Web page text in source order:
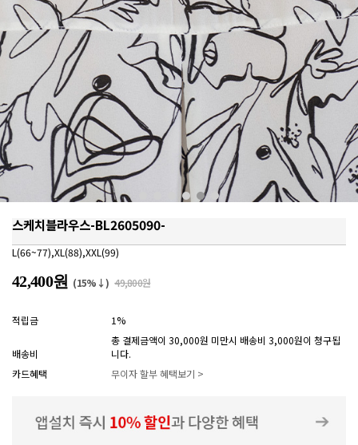
스케치블라우스-BL2605090-
L(66~77),XL(88),XXL(99)
42,400원 (15%↓) 49,800원
적립금 1%
배송비
총 결제금액이 30,000원 미만시 배송비 3,000원이 청구됩
니다.
카드혜택
무이자 할부 혜택보기 >